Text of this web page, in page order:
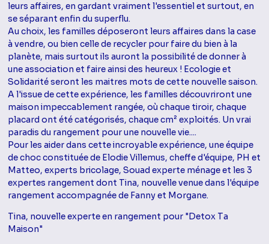
leurs affaires, en gardant vraiment l'essentiel et surtout, en
se séparant enfin du superflu.
Au choix, les familles déposeront leurs affaires dans la case
à vendre, ou bien celle de recycler pour faire du bien à la
planète, mais surtout ils auront la possibilité de donner à
une association et faire ainsi des heureux ! Ecologie et
Solidarité seront les maitres mots de cette nouvelle saison.
A l'issue de cette expérience, les familles découvriront une
maison impeccablement rangée, où chaque tiroir, chaque
placard ont été catégorisés, chaque cm² exploités. Un vrai
paradis du rangement pour une nouvelle vie....
Pour les aider dans cette incroyable expérience, une équipe
de choc constituée de Elodie Villemus, cheffe d'équipe, PH et
Matteo, experts bricolage, Souad experte ménage et les 3
expertes rangement dont Tina, nouvelle venue dans l'équipe
rangement accompagnée de Fanny et Morgane.
Tina, nouvelle experte en rangement pour "Detox Ta
Maison"